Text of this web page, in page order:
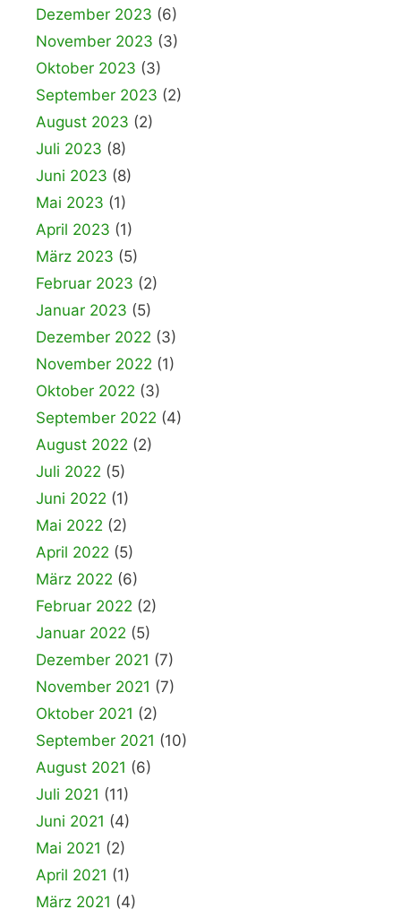
Dezember 2023 (6)
November 2023 (3)
Oktober 2023 (3)
September 2023 (2)
August 2023 (2)
Juli 2023 (8)
Juni 2023 (8)
Mai 2023 (1)
April 2023 (1)
März 2023 (5)
Februar 2023 (2)
Januar 2023 (5)
Dezember 2022 (3)
November 2022 (1)
Oktober 2022 (3)
September 2022 (4)
August 2022 (2)
Juli 2022 (5)
Juni 2022 (1)
Mai 2022 (2)
April 2022 (5)
März 2022 (6)
Februar 2022 (2)
Januar 2022 (5)
Dezember 2021 (7)
November 2021 (7)
Oktober 2021 (2)
September 2021 (10)
August 2021 (6)
Juli 2021 (11)
Juni 2021 (4)
Mai 2021 (2)
April 2021 (1)
März 2021 (4)